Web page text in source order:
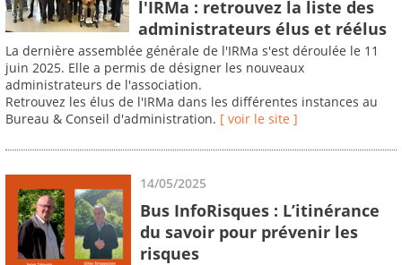
l'IRMa : retrouvez la liste des
administrateurs élus et réélus
La dernière assemblée générale de l'IRMa s'est déroulée le 11
juin 2025. Elle a permis de désigner les nouveaux
administrateurs de l'association.
Retrouvez les élus de l'IRMa dans les différentes instances au
Bureau & Conseil d'administration. [ voir le site ]
14/05/2025
Bus InfoRisques : L’itinérance
du savoir pour prévenir les
risques